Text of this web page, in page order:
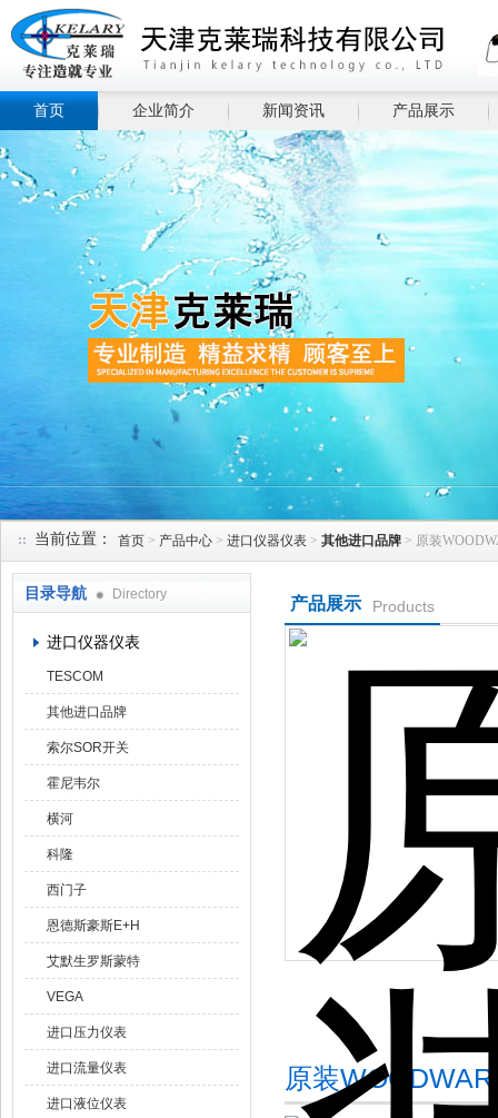
首页 企业简介 新闻资讯 产品展示
当前位置： 首页 > 产品中心 > 进口仪器仪表 > 其他进口品牌 > 原装
目录导航 Directory
进口仪器仪表
TESCOM
其他进口品牌
索尔SOR开关
霍尼韦尔
横河
科隆
西门子
恩德斯豪斯E+H
艾默生罗斯蒙特
VEGA
进口压力仪表
进口流量仪表
进口液位仪表
产品展示 Products
原装